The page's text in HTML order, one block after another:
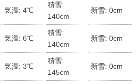
気温: 4℃
積雪:
140cm
新雪: 0cm
気温: 6℃
積雪:
140cm
新雪: 0cm
気温: 3℃
積雪:
145cm
新雪: 0cm